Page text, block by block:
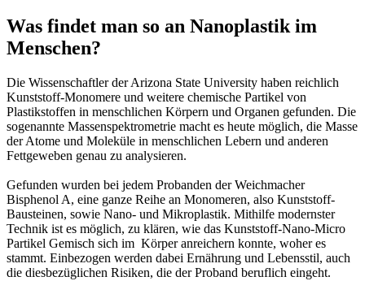
Was findet man so an Nanoplastik im
Menschen?
Die Wissenschaftler der Arizona State University haben reichlich
Kunststoff-Monomere und weitere chemische Partikel von
Plastikstoffen in menschlichen Körpern und Organen gefunden. Die
sogenannte Massenspektrometrie macht es heute möglich, die Masse
der Atome und Moleküle in menschlichen Lebern und anderen
Fettgeweben genau zu analysieren.
Gefunden wurden bei jedem Probanden der Weichmacher
Bisphenol A, eine ganze Reihe an Monomeren, also Kunststoff-
Bausteinen, sowie Nano- und Mikroplastik. Mithilfe modernster
Technik ist es möglich, zu klären, wie das Kunststoff-Nano-Micro
Partikel Gemisch sich im Körper anreichern konnte, woher es
stammt. Einbezogen werden dabei Ernährung und Lebensstil, auch
die diesbezüglichen Risiken, die der Proband beruflich eingeht.